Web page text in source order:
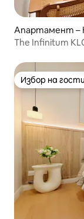
Апартамент –
The Infinitum
Избор на
Избор на